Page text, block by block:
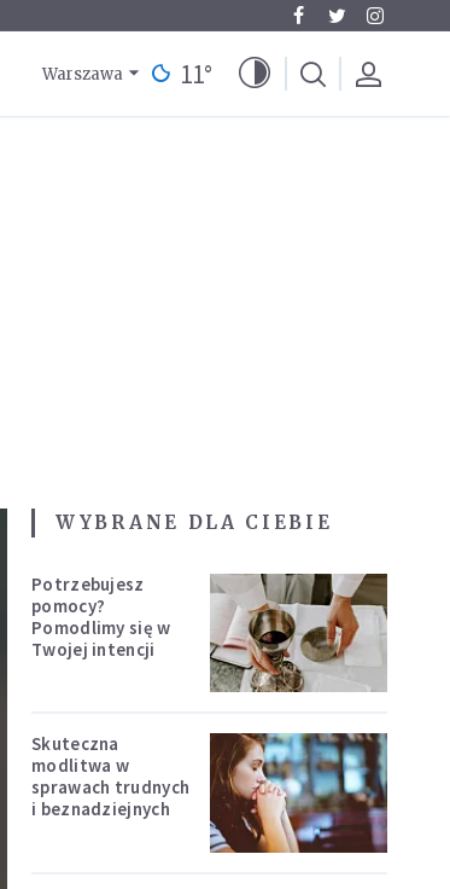
Warszawa 11°
WYBRANE DLA CIEBIE
Potrzebujesz
pomocy?
Pomodlimy się w
Twojej intencji
Skuteczna
modlitwa w
sprawach trudnych
i beznadziejnych